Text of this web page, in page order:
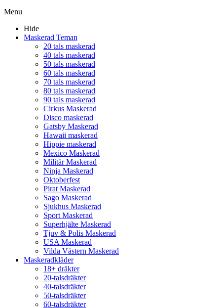
Menu
Hide
Maskerad Teman
20 tals maskerad
40 tals maskerad
50 tals maskerad
60 tals maskerad
70 tals maskerad
80 tals maskerad
90 tals maskerad
Cirkus Maskerad
Disco maskerad
Gatsby Maskerad
Hawaii maskerad
Hippie maskerad
Mexico Maskerad
Militär Maskerad
Ninja Maskerad
Oktoberfest
Pirat Maskerad
Sago Maskerad
Sjukhus Maskerad
Sport Maskerad
Superhjälte Maskerad
Tjuv & Polis Maskerad
USA Maskerad
Vilda Västern Maskerad
Maskeradkläder
18+ dräkter
20-talsdräkter
40-talsdräkter
50-talsdräkter
60-talsdräkter